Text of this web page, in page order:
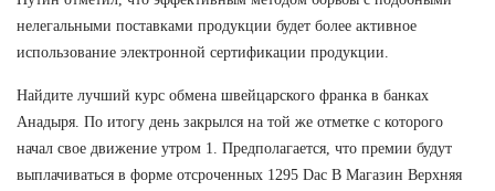
нелегальными поставками продукции будет более активное
использование электронной сертификации продукции.
Найдите лучший курс обмена швейцарского франка в банках
Анадыря. По итогу день закрылся на той же отметке с которого
начал свое движение утром 1. Предполагается, что премии будут
выплачиваться в форме отсроченных 1295 Dac В Магазин Верхняя